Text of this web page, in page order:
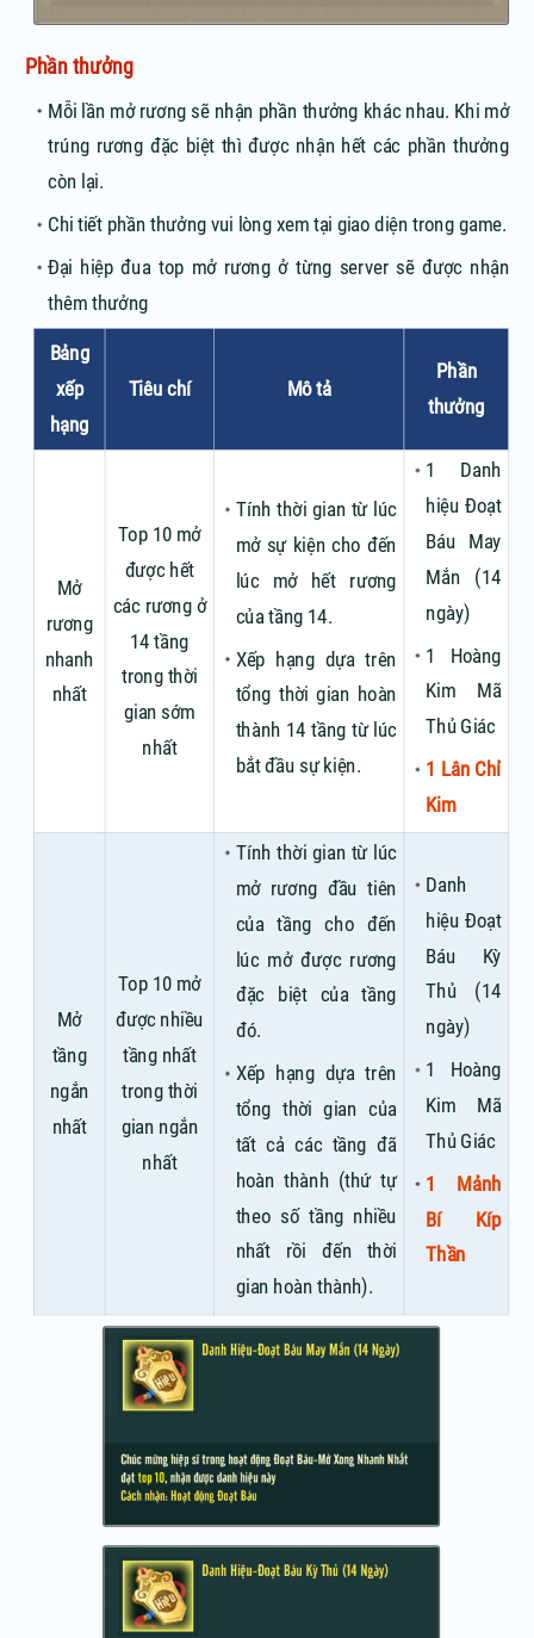
Phần thưởng
Mỗi lần mở rương sẽ nhận phần thưởng khác nhau. Khi mở
trúng rương đặc biệt thì được nhận hết các phần thưởng
còn lại.
Chi tiết phần thưởng vui lòng xem tại giao diện trong game.
Đại hiệp đua top mở rương ở từng server sẽ được nhận
thêm thưởng
Bảng
xếp
hạng
Tiêu chí Mô tả
Phần
thưởng
Mở
rương
nhanh
nhất
Top 10 mở
được hết
các rương ở
14 tầng
trong thời
gian sớm
nhất
Tính thời gian từ lúc
mở sự kiện cho đến
lúc mở hết rương
của tầng 14.
Xếp hạng dựa trên
tổng thời gian hoàn
thành 14 tầng từ lúc
bắt đầu sự kiện.
1 Danh
hiệu Đoạt
Báu May
Mắn (14
ngày)
1 Hoàng
Kim Mã
Thủ Giác
1 Lân Chỉ
Kim
Mở
tầng
ngắn
nhất
Top 10 mở
được nhiều
tầng nhất
trong thời
gian ngắn
nhất
Tính thời gian từ lúc
mở rương đầu tiên
của tầng cho đến
lúc mở được rương
đặc biệt của tầng
đó.
Xếp hạng dựa trên
tổng thời gian của
tất cả các tầng đã
hoàn thành (thứ tự
theo số tầng nhiều
nhất rồi đến thời
gian hoàn thành).
Danh
hiệu Đoạt
Báu Kỳ
Thủ (14
ngày)
1 Hoàng
Kim Mã
Thủ Giác
1 Mảnh
Bí Kíp
Thần